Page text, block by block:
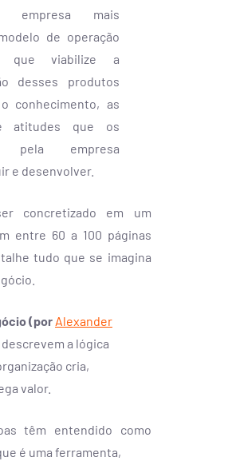
empresa mais
de operação
que viabilize a
desses produtos
conhecimento, as
atitudes que os
pela empresa
e desenvolver.
concretizado em um
entre 60 a 100 páginas
tudo que se imagina
(por Alexander
descrevem a lógica
cria,
valor.
têm entendido como
é uma ferramenta,